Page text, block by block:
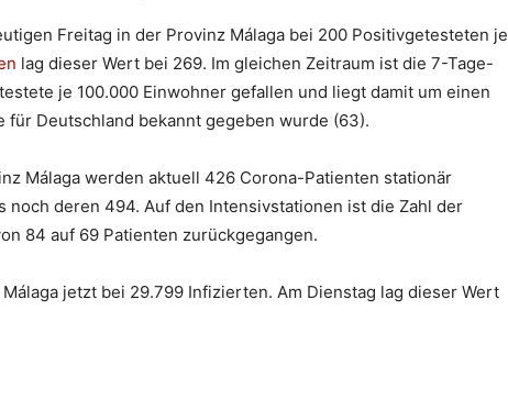
Freitag in der Provinz Málaga bei 200 Positivgetesteten je
lag dieser Wert bei 269. Im gleichen Zeitraum ist die 7-Tage-
je 100.000 Einwohner gefallen und liegt damit um einen
für Deutschland bekannt gegeben wurde (63).
Málaga werden aktuell 426 Corona-Patienten stationär
noch deren 494. Auf den Intensivstationen ist die Zahl der
84 auf 69 Patienten zurückgegangen.
jetzt bei 29.799 Infizierten. Am Dienstag lag dieser Wert